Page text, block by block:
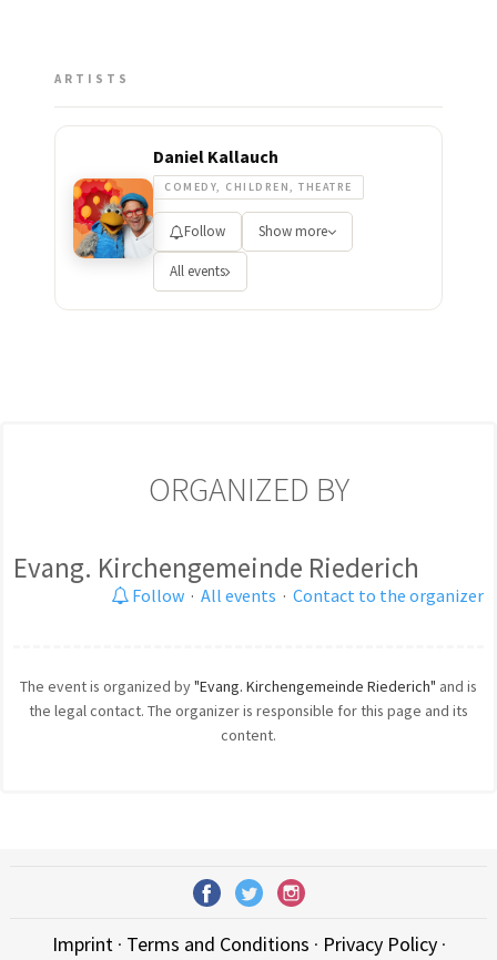
ARTISTS
Daniel Kallauch
COMEDY, CHILDREN, THEATRE
Follow Show more
All events
ORGANIZED BY
Evang. Kirchengemeinde Riederich
Follow · All events · Contact to the organizer
The event is organized by"Evang. Kirchengemeinde Riederich" and is
the legal contact. The organizer is responsible for this page and its
content.
Imprint· Terms and Conditions · Privacy Policy·